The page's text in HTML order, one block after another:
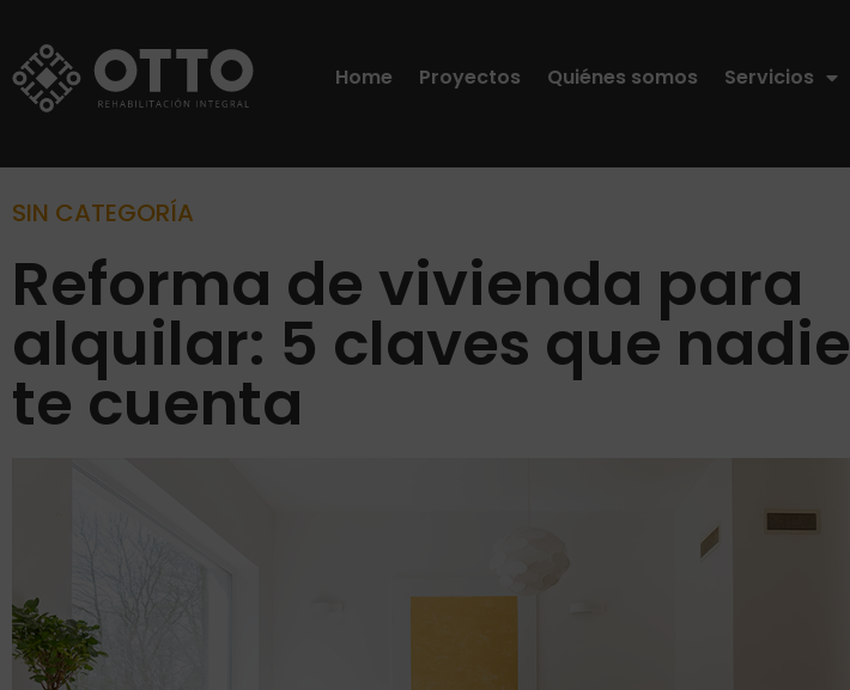
Home Proyectos Quiénes somos Servicios
SIN CATEGORÍA
Reforma de vivienda para
alquilar: 5 claves que nadie
te cuenta